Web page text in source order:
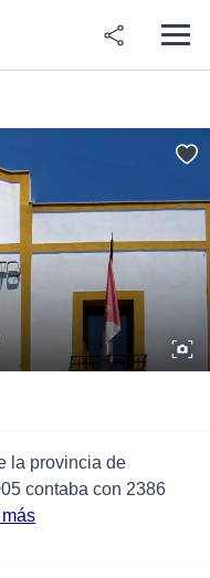
la provincia de
contaba con 2386